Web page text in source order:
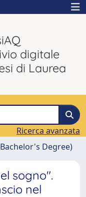
digitale
di Laurea
Ricerca avanzata
Degree)
sogno".
nel